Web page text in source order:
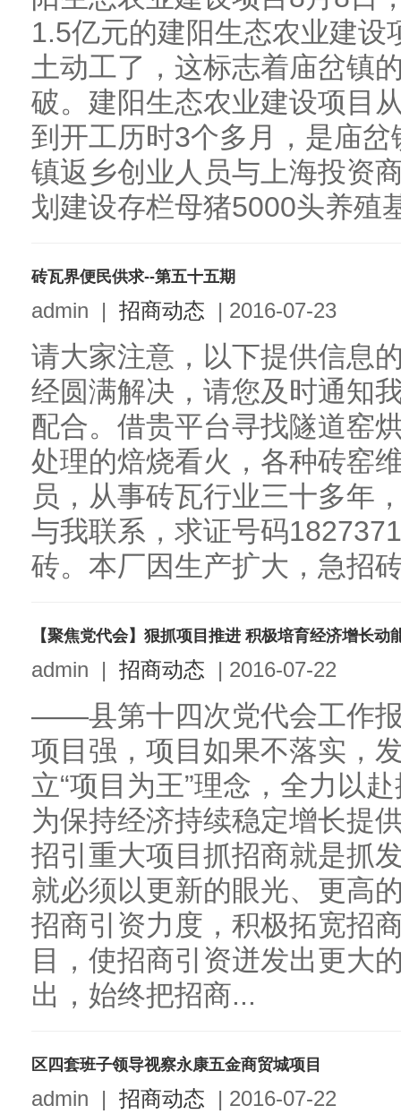
1.5亿元的建阳生态农业建
土动工了，这标志着庙岔镇
破。建阳生态农业建设项目
到开工历时3个多月，是庙
镇返乡创业人员与上海投资
划建设存栏母猪5000头养殖
砖瓦界便民供求--第五十五期
admin | 招商动态 | 2016-07-23
请大家注意，以下提供信息
经圆满解决，请您及时通知
配合。借贵平台寻找隧道窑
处理的焙烧看火，各种砖窑
员，从事砖瓦行业三十多年
与我联系，求证号码
砖。本厂因生产扩大，急招
【聚焦党代会】狠抓项目推进 积极培育经济增长动
admin | 招商动态 | 2016-07-22
——县第十四次党代会工作
项目强，项目如果不落实，
立“项目为王”理念，全力以
为保持经济持续稳定增长提
招引重大项目抓招商就是抓
就必须以更新的眼光、更高
招商引资力度，积极拓宽招
目，使招商引资迸发出更大
出，始终把招商...
区四套班子领导视察永康五金商贸城项目
admin | 招商动态 | 2016-07-22